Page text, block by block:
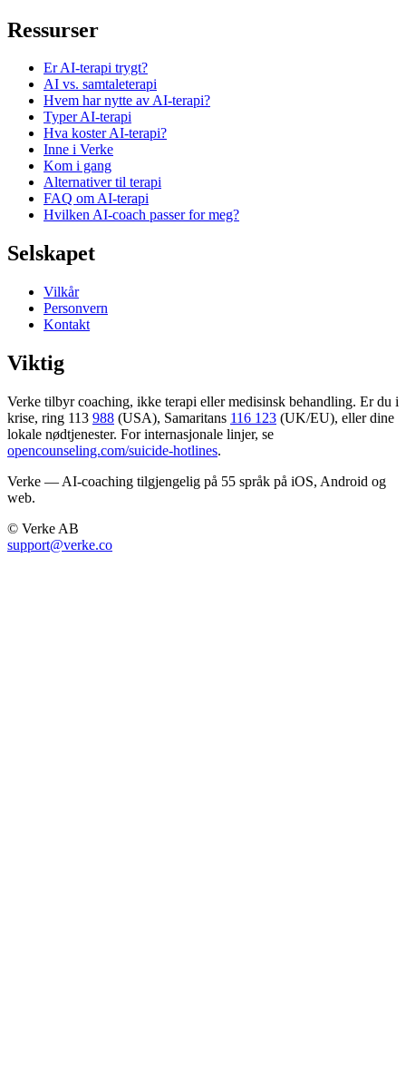
Ressurser
Er AI-terapi trygt?
AI vs. samtaleterapi
Hvem har nytte av AI-terapi?
Typer AI-terapi
Hva koster AI-terapi?
Inne i Verke
Kom i gang
Alternativer til terapi
FAQ om AI-terapi
Hvilken AI-coach passer for meg?
Selskapet
Vilkår
Personvern
Kontakt
Viktig
Verke tilbyr coaching, ikke terapi eller medisinsk behandling. Er du i
krise, ring 113 988 (USA), Samaritans 116 123 (UK/EU), eller dine
lokale nødtjenester. For internasjonale linjer, se
opencounseling.com/suicide-hotlines.
Verke — AI-coaching tilgjengelig på 55 språk på iOS, Android og
web.
© Verke AB
support@verke.co